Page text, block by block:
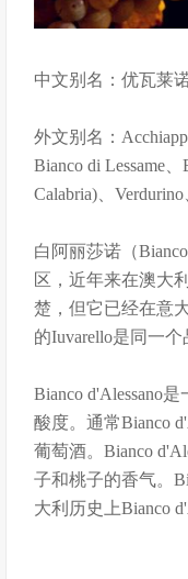
中文别名：优瓦莱
外文别名：
Bianco di Lessame
Calabria)、
白阿丽莎诺（
区，近年来在澳大
楚，但它已经在意
的Iuvarello是同一个
Bianco d'Alessano
酸度。通常Bianco
葡萄酒。Bianco
子和桃子的香气。
大利历史上Bianco